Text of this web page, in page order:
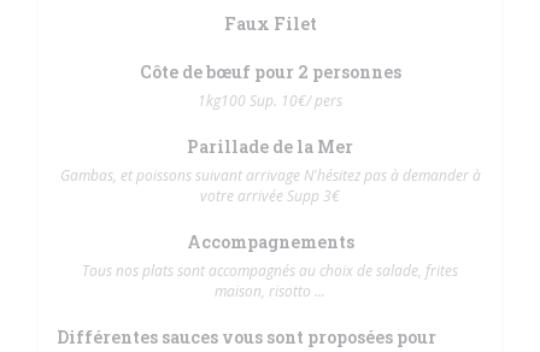
Faux Filet
Côte de bœuf pour 2 personnes
1kg100 Sup. 10€/ pers
Parillade de la Mer
Gambas, et poissons suivant arrivage N'hésitez pas à demander à
votre arrivée Supp 3€
Accompagnements
Tous nos plats sont accompagnés au choix de salade, frites
maison, risotto ...
Différentes sauces vous sont proposées pour